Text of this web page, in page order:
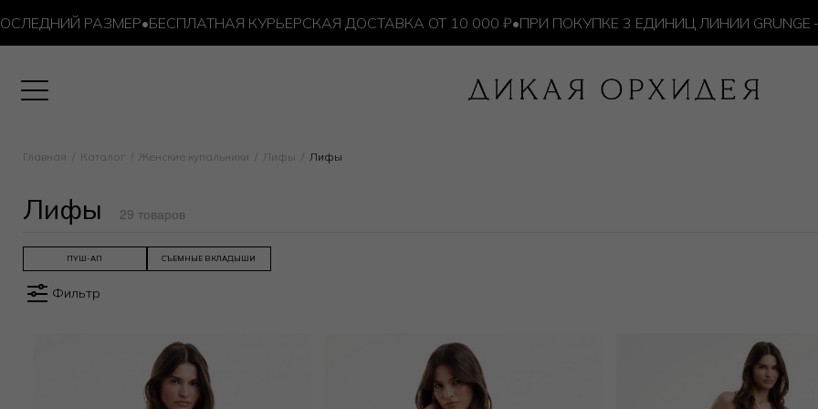
РАЗМЕР •БЕСПЛАТНАЯ КУРЬЕРСКАЯ ДОСТАВКА ОТ 10 000 ₽ •ПРИ ПОКУПКЕ 3 ЕДИНИЦ ЛИНИИ GRUNGE —
Главная Каталог Женские купальники Лифы Лифы
Лифы 29 товаров
ПУШ-АП СЪЕМНЫЕ ВКЛАДЫШИ
Фильтр